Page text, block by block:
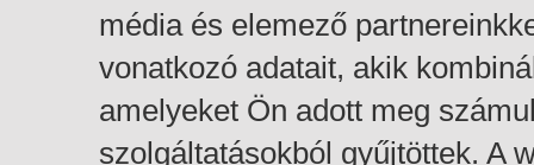
média és elemező
vonatkozó adatait, akik
amelyeket Ön adott meg
szolgáltatásokból gyűjtöttek. A